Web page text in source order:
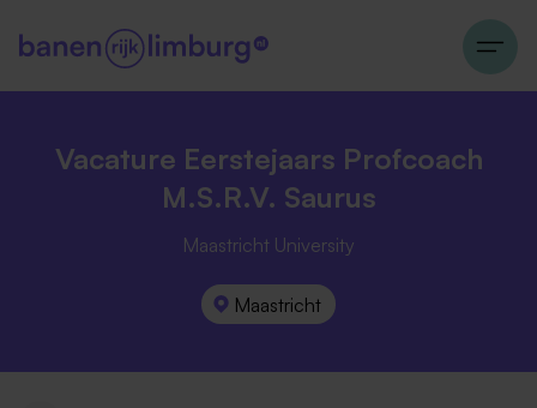
Vacature Eerstejaars Profcoach
M.S.R.V. Saurus
Maastricht University
Maastricht